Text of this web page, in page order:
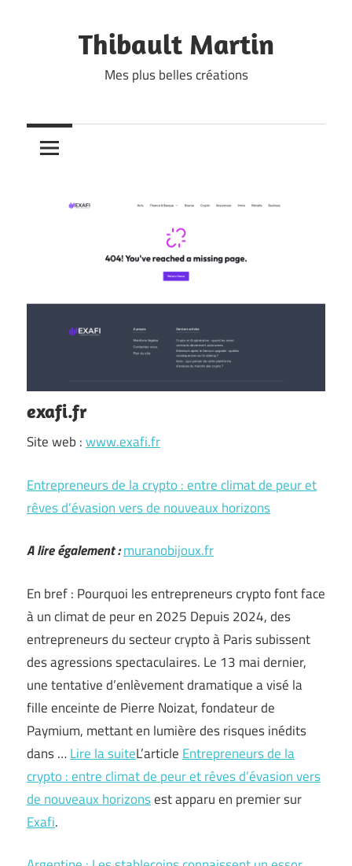
Thibault Martin
Mes plus belles créations
exafi.fr
Site web :www.exafi.fr
Entrepreneurs de la crypto : entre climat de peur et
rêves d’évasion vers de nouveaux horizons
A lire également :muranobijoux.fr
En bref : Pourquoi les entrepreneurs crypto font face
à un climat de peur en 2025 Depuis 2024, des
entrepreneurs du secteur crypto à Paris subissent
des agressions spectaculaires. Le 13 mai dernier,
une tentative d’enlèvement dramatique a visé la
fille enceinte de Pierre Noizat, fondateur de
Paymium, mettant en lumière des risques inédits
dans …Lire la suiteL’article Entrepreneurs de la
crypto : entre climat de peur et rêves d’évasion vers
de nouveaux horizonsest apparu en premier sur
Exafi.